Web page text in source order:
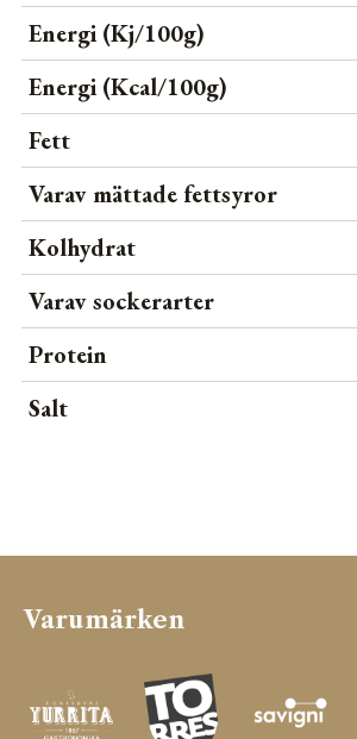
TORRES
TOSCANA GOURMET
Energi (Kj/100g)
Energi (Kcal/100g)
Fett
Varav mättade fettsyror
Kolhydrat
Varav sockerarter
Protein
Salt
Varumärken